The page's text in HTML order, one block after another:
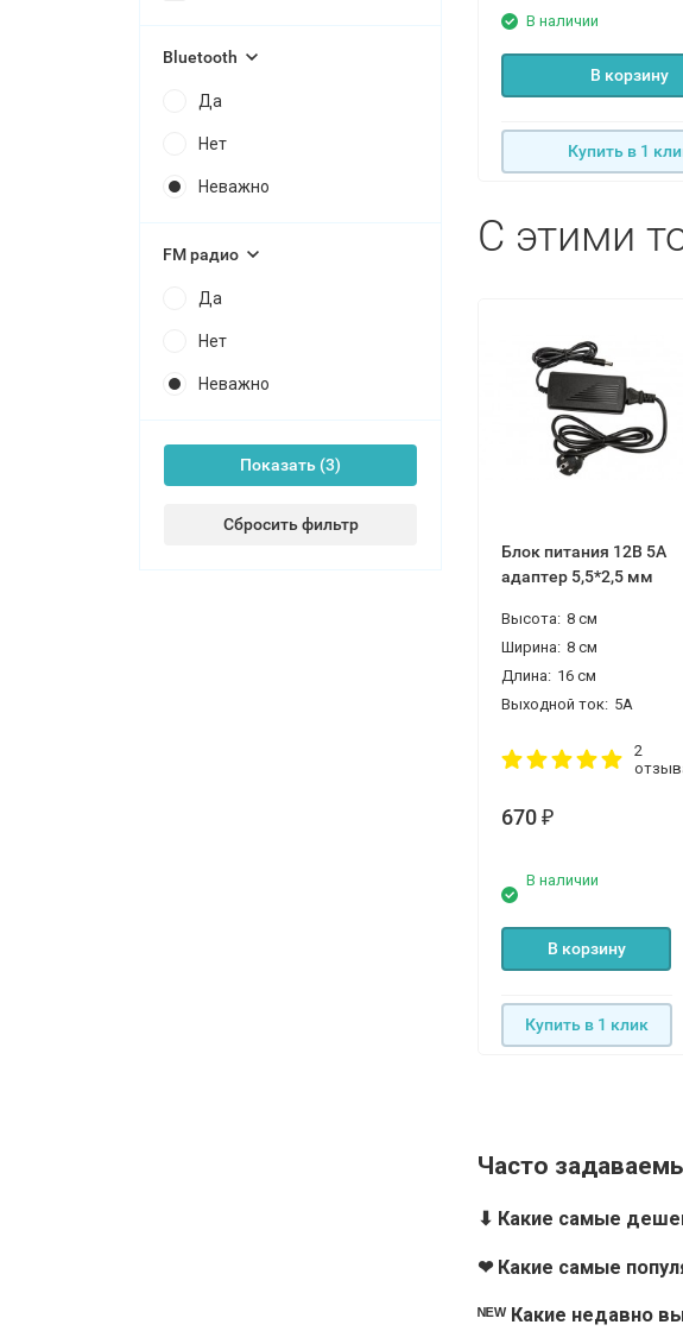
В наличии
В корзину
Купить в 1
С этими
Блок питания 12В 5А
адаптер 5,5*2,5 мм
Высота: 8 см
Ширина: 8 см
Длина: 16 см
Выходной ток: 5А
2
670 ₽
В наличии
В корзину
Купить в 1 клик
Часто
⬇ Какие самые
❤ Какие самые
ᴺᴱᵂ Какие недавно
Bluetooth
Да
Нет
Неважно
FM радио
Да
Нет
Неважно
Показать
Сбросить фильтр